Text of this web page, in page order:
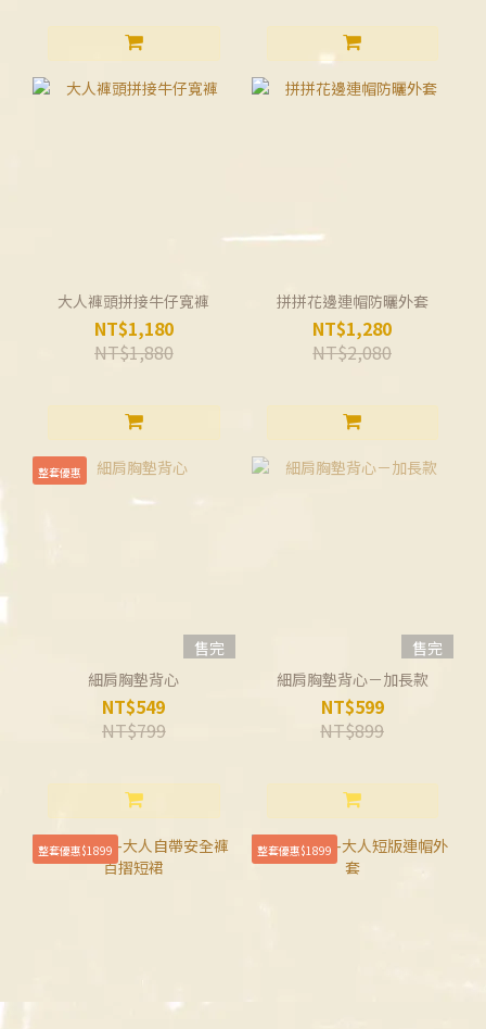
大人褲頭拼接牛仔寬褲
NT$1,180
NT$1,880
拼拼花邊連帽防曬外套
NT$1,280
NT$2,080
整套優惠
售完
細肩胸墊背心
NT$549
NT$799
售完
細肩胸墊背心－加長款
NT$599
NT$899
整套優惠$1899 整套優惠$1899